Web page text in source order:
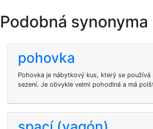
Podobná synonyma
pohovka
Pohovka je nábytkový kus, který se používá
sezení. Je obvykle velmi pohodlná a má